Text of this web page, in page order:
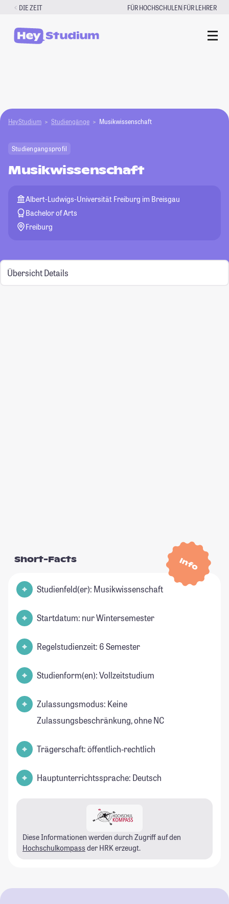
Zum
springen
DIE ZEIT FÜR HOCHSCHULEN|FÜR LEHRER
HeyStudium Studiengänge Musikwissenschaft
Studiengangsprofil
Musikwissenschaft
Albert-Ludwigs-Universität Freiburg im Breisgau
Bachelor of Arts
Freiburg
Übersicht Details
Info
Short-Facts
Studienfeld(er): Musikwissenschaft
Startdatum: nur Wintersemester
Regelstudienzeit: 6 Semester
Studienform(en): Vollzeitstudium
Zulassungsmodus: Keine
Zulassungsbeschränkung, ohne NC
Trägerschaft: öffentlich-rechtlich
Hauptunterrichtssprache: Deutsch
Diese Informationen werden durch Zugriff auf den
Hochschulkompass der HRK erzeugt.